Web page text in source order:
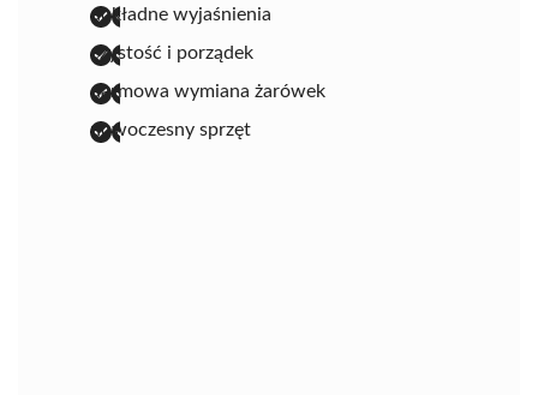
dokładne wyjaśnienia
czystość i porządek
darmowa wymiana żarówek
nowoczesny sprzęt